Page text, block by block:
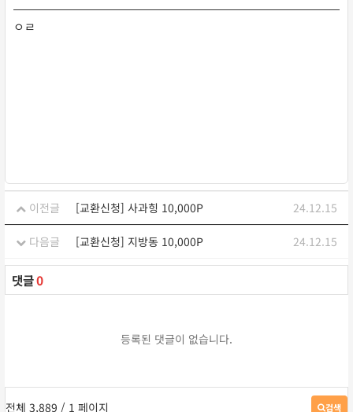
ㅇㄹ
이전글 [교환신청] 사과힝 10,000P 24.12.15
다음글 [교환신청] 지방동 10,000P 24.12.15
댓글0
등록된 댓글이 없습니다.
전체 3,889 / 1 페이지 검색